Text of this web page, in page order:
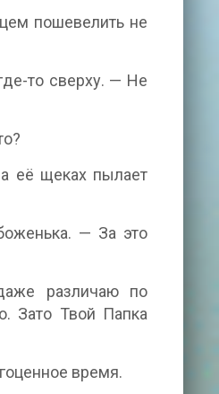
пошевелить не
то сверху. — Не
её щеках пылает
— За это
различаю по
Зато Твой Папка
время.